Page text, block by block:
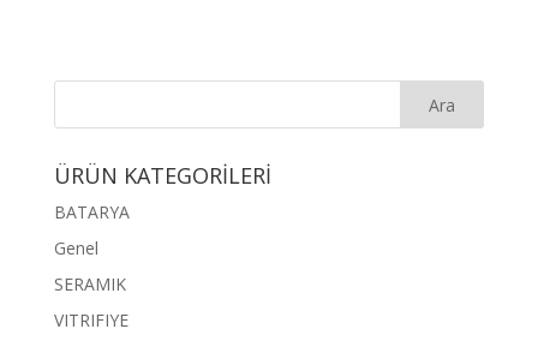
ÜRÜN KATEGORİLERİ
BATARYA
Genel
SERAMIK
VITRIFIYE